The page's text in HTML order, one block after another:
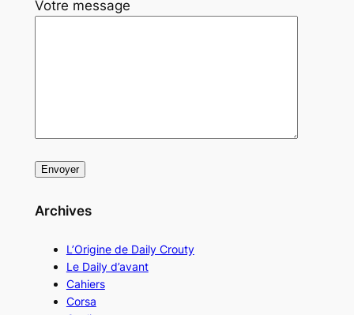
Votre message
Archives
L’Origine de Daily Crouty
Le Daily d’avant
Cahiers
Corsa